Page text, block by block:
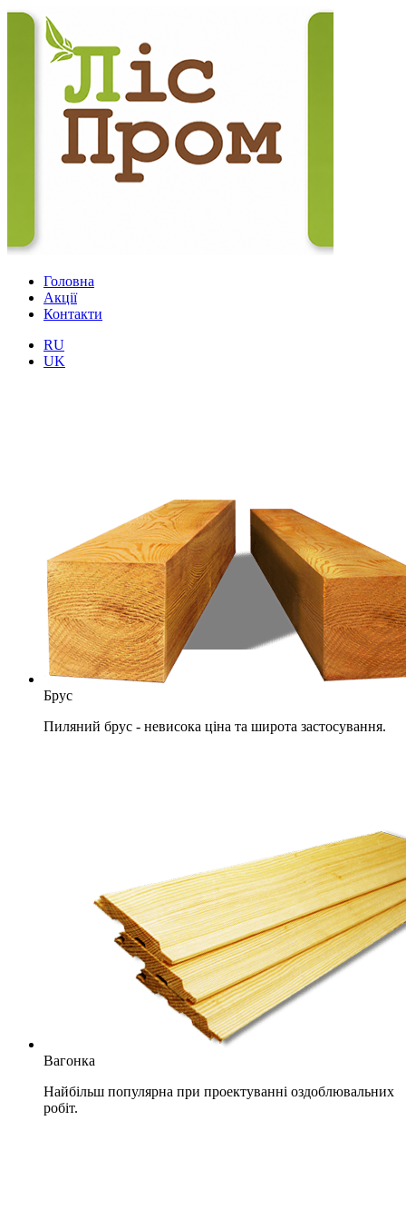
Головна
Акції
Контакти
RU
UK
Брус
Пиляний брус - невисока ціна та широта застосування.
Вагонка
Найбільш популярна при проектуванні оздоблювальних
робіт.